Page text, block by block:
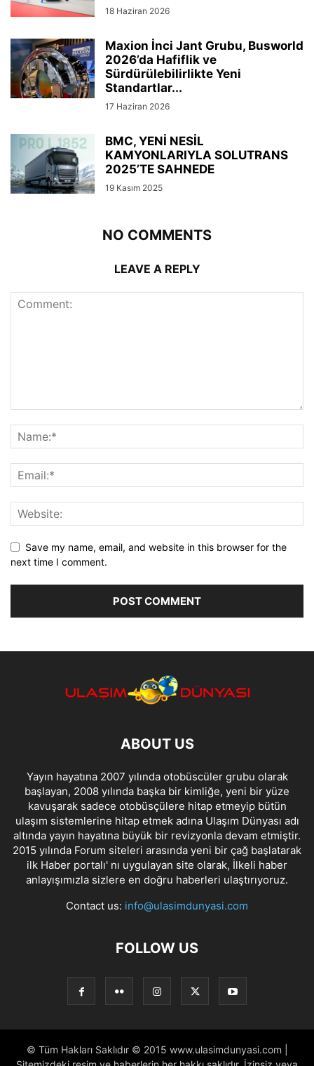
18 Haziran 2026
Maxion İnci Jant Grubu, Busworld
2026’da Hafiflik ve
Sürdürülebilirlikte Yeni
Standartlar...
17 Haziran 2026
BMC, YENİ NESİL
KAMYONLARIYLA SOLUTRANS
2025’TE SAHNEDE
19 Kasım 2025
NO COMMENTS
LEAVE A REPLY
Save my name, email, and website in this browser for the
next time I comment.
ABOUT US
Yayın hayatına 2007 yılında otobüscüler grubu olarak
başlayan, 2008 yılında başka bir kimliğe, yeni bir yüze
kavuşarak sadece otobüsçülere hitap etmeyip bütün
ulaşım sistemlerine hitap etmek adına Ulaşım Dünyası adı
altında yayın hayatına büyük bir revizyonla devam etmiştir.
2015 yılında Forum siteleri arasında yeni bir çağ başlatarak
ilk Haber portalı' nı uygulayan site olarak, İlkeli haber
anlayışımızla sizlere en doğru haberleri ulaştırıyoruz.
Contact us: info@ulasimdunyasi.com
FOLLOW US
© Tüm Hakları Saklıdır © 2015 www.ulasimdunyasi.com |